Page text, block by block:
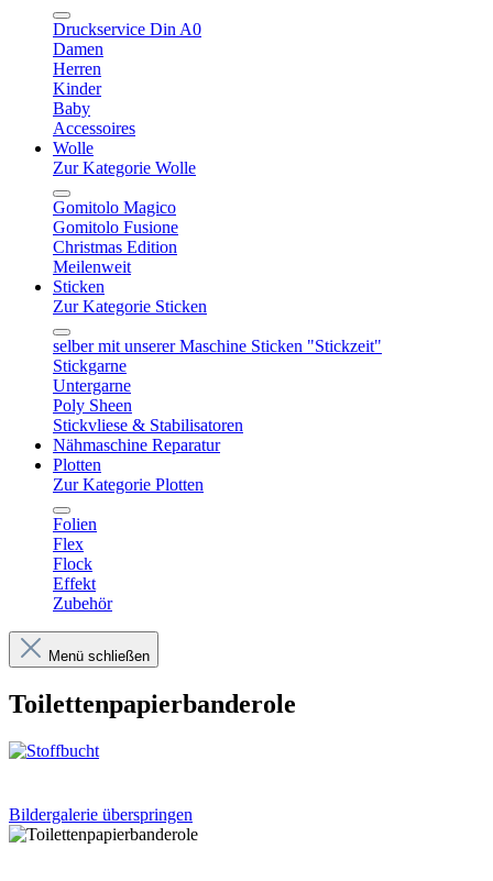
Druckservice Din A0
Damen
Herren
Kinder
Baby
Accessoires
Wolle
Zur Kategorie Wolle
Gomitolo Magico
Gomitolo Fusione
Christmas Edition
Meilenweit
Sticken
Zur Kategorie Sticken
selber mit unserer Maschine Sticken "Stickzeit"
Stickgarne
Untergarne
Poly Sheen
Stickvliese & Stabilisatoren
Nähmaschine Reparatur
Plotten
Zur Kategorie Plotten
Folien
Flex
Flock
Effekt
Zubehör
Menü schließen
Toilettenpapierbanderole
Bildergalerie überspringen